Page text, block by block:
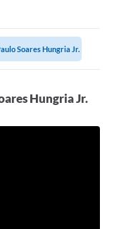
Soares Hungria Jr.
Hungria Jr.